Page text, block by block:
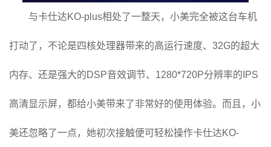
与卡仕达KO-plus相处了一整天，小美完全被这台车机
打动了，不论是四核处理器带来的高运行速度、32G的超大
内存、还是强大的DSP音效调节、1280*720P分辨率的IPS
高清显示屏，都给小美带来了非常好的使用体验。而且，小
美还忽略了一点，她初次接触便可轻松操作卡仕达KO-